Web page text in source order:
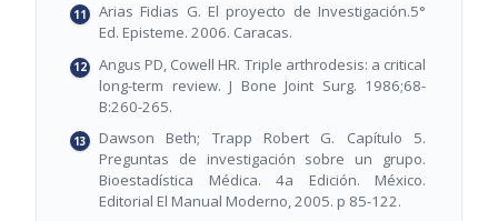
Arias Fidias G. El proyecto de Investigación.5°
Ed. Episteme. 2006. Caracas.
Angus PD, Cowell HR. Triple arthrodesis: a critical
long-term review. J Bone Joint Surg. 1986;68-
B:260-265.
Dawson Beth; Trapp Robert G. Capítulo 5.
Preguntas de investigación sobre un grupo.
Bioestadística Médica. 4a Edición. México.
Editorial El Manual Moderno, 2005. p 85-122.